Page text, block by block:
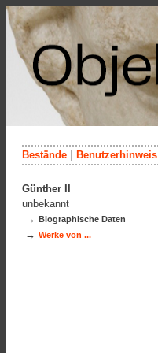
Bestände Benutzerhinweis
Günther II
unbekannt
→ Biographische Daten
→ Werke von ...